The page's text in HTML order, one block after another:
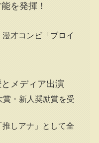
を発揮！
才コンビ「ブロイ
メディア出演
・新人奨励賞を受
しアナ」として全